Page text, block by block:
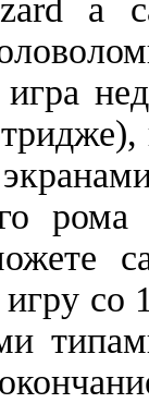
a
со